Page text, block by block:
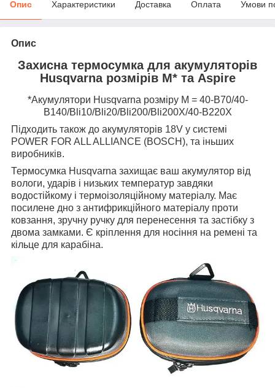
Опис Характеристики Доставка Оплата Умови
Опис
Захисна термосумка для акумуляторів
Husqvarna розмірів M* та Aspire
*Акумулятори Husqvarna розміру M = 40-B70/40-
B140/Bli10/Bli20/Bli200/Bli200X/40-B220X
Підходить також до акумуляторів 18V у системі
POWER FOR ALL ALLIANCE (BOSCH), та іньших
виробників.
Термосумка Husqvarna захищає ваш акумулятор від
вологи, ударів і низьких температур завдяки
водостійкому і термоізоляційному матеріалу. Має
посилене дно з антифрикційного матеріалу проти
ковзання, зручну ручку для перенесення та застібку з
двома замками. Є кріплення для носіння на ремені та
кільце для карабіна.